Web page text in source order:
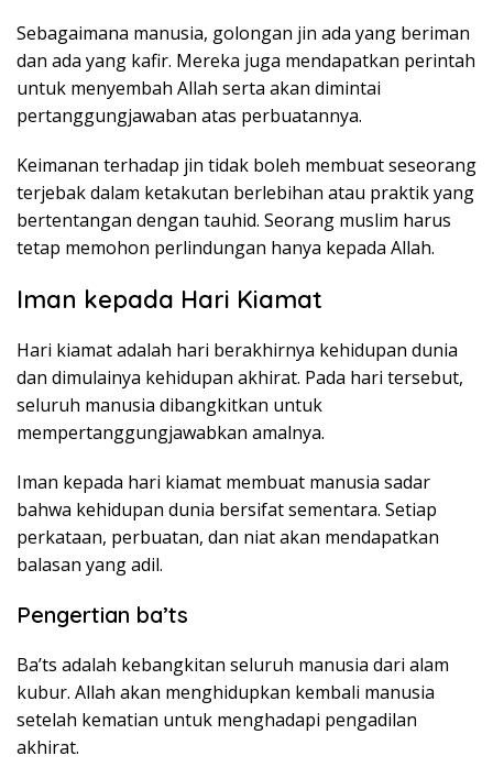
Sebagaimana manusia, golongan jin ada yang beriman
dan ada yang kafir. Mereka juga mendapatkan perintah
untuk menyembah Allah serta akan dimintai
pertanggungjawaban atas perbuatannya.
Keimanan terhadap jin tidak boleh membuat seseorang
terjebak dalam ketakutan berlebihan atau praktik yang
bertentangan dengan tauhid. Seorang muslim harus
tetap memohon perlindungan hanya kepada Allah.
Iman kepada Hari Kiamat
Hari kiamat adalah hari berakhirnya kehidupan dunia
dan dimulainya kehidupan akhirat. Pada hari tersebut,
seluruh manusia dibangkitkan untuk
mempertanggungjawabkan amalnya.
Iman kepada hari kiamat membuat manusia sadar
bahwa kehidupan dunia bersifat sementara. Setiap
perkataan, perbuatan, dan niat akan mendapatkan
balasan yang adil.
Pengertian ba’ts
Ba’ts adalah kebangkitan seluruh manusia dari alam
kubur. Allah akan menghidupkan kembali manusia
setelah kematian untuk menghadapi pengadilan
akhirat.